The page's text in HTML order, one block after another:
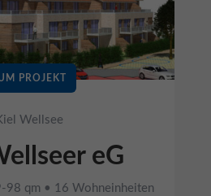
PROJEKT
Wellsee
eG
qm • 16 Wohneinheiten